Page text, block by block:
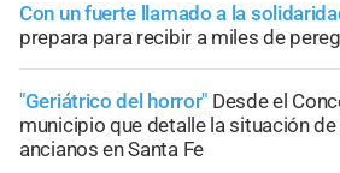
Con un fuerte llamado a la
prepara para recibir a miles de
"Geriátrico del horror" Desde el
municipio que detalle la situación
ancianos en Santa Fe